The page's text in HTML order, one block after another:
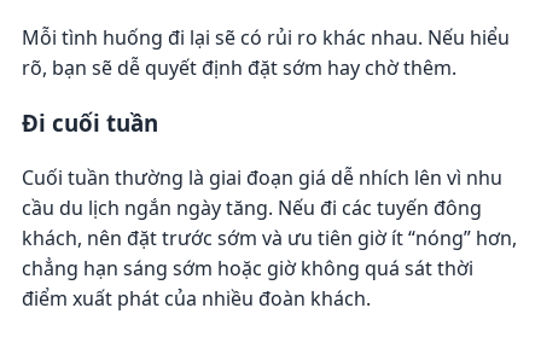
Mỗi tình huống đi lại sẽ có rủi ro khác nhau. Nếu hiểu
rõ, bạn sẽ dễ quyết định đặt sớm hay chờ thêm.
Đi cuối tuần
Cuối tuần thường là giai đoạn giá dễ nhích lên vì nhu
cầu du lịch ngắn ngày tăng. Nếu đi các tuyến đông
khách, nên đặt trước sớm và ưu tiên giờ ít “nóng” hơn,
chẳng hạn sáng sớm hoặc giờ không quá sát thời
điểm xuất phát của nhiều đoàn khách.